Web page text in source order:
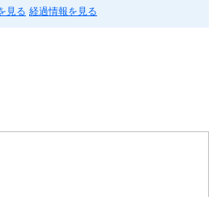
見る 経過情報を見る